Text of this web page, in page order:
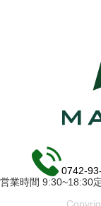
0742-
営業時間 9:30~18:30